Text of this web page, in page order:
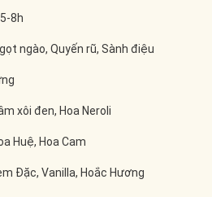
8h
ngào, Quyến rũ, Sành điệu
xôi đen, Hoa Neroli
Huệ, Hoa Cam
Đặc, Vanilla, Hoắc Hương